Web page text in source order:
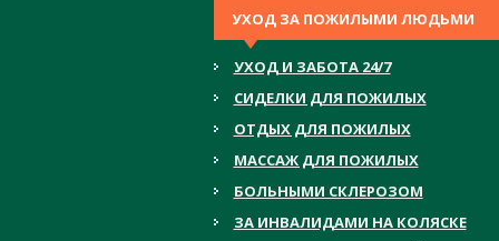
УХОД ЗА ПОЖИЛЫМИ ЛЮДЬМИ
УХОД И ЗАБОТА 24/7
СИДЕЛКИ ДЛЯ ПОЖИЛЫХ
ОТДЫХ ДЛЯ ПОЖИЛЫХ
МАССАЖ ДЛЯ ПОЖИЛЫХ
БОЛЬНЫМИ СКЛЕРОЗОМ
ЗА ИНВАЛИДАМИ НА КОЛЯСКЕ